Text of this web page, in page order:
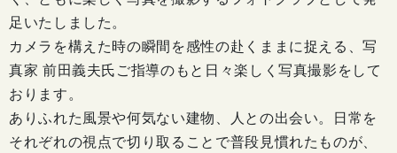
足いたしました。
カメラを構えた時の瞬間を感性の赴くままに捉える、写
真家 前田義夫氏ご指導のもと日々楽しく写真撮影をして
おります。
ありふれた風景や何気ない建物、人との出会い。日常を
それぞれの視点で切り取ることで普段見慣れたものが、